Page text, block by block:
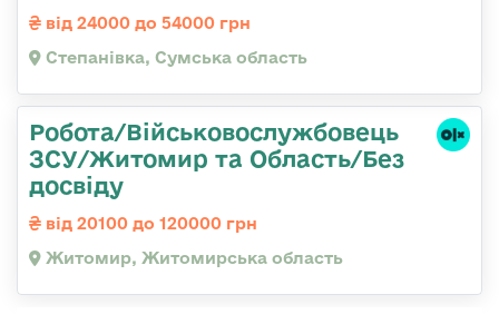
від 24000 до 54000 грн
Степанівка, Сумська область
Робота/Військовослужбовець
ЗСУ/Житомир та Область/Без
досвіду
від 20100 до 120000 грн
Житомир, Житомирська область